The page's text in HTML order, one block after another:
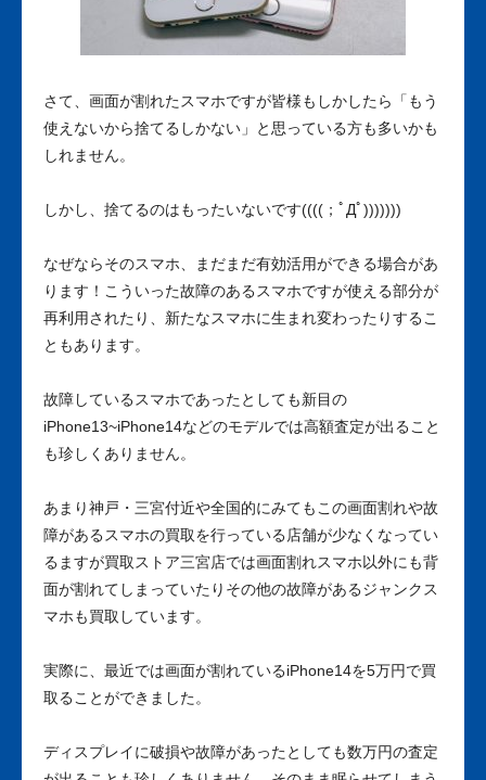
さて、画面が割れたスマホですが皆様もしかしたら「もう
使えないから捨てるしかない」と思っている方も多いかも
しれません。
しかし、捨てるのはもったいないです((((；ﾟДﾟ)))))))
なぜならそのスマホ、まだまだ有効活用ができる場合があ
ります！こういった故障のあるスマホですが使える部分が
再利用されたり、新たなスマホに生まれ変わったりするこ
ともあります。
故障しているスマホであったとしても新目の
iPhone13~iPhone14などのモデルでは高額査定が出ること
も珍しくありません。
あまり神戸・三宮付近や全国的にみてもこの画面割れや故
障があるスマホの買取を行っている店舗が少なくなってい
るますが買取ストア三宮店では画面割れスマホ以外にも背
面が割れてしまっていたりその他の故障があるジャンクス
マホも買取しています。
実際に、最近では画面が割れているiPhone14を5万円で買
取ることができました。
ディスプレイに破損や故障があったとしても数万円の査定